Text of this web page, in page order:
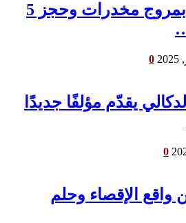
الناظور.. الإطاحة بمروج مخدرات وحجز 5
0
يقدّم مؤلفًا جديدًا
0
واقع الإقصاء وحلم